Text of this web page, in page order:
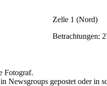
Zelle 1 (Nord)
Betrachtungen:
Fotograf.
gepostet oder in